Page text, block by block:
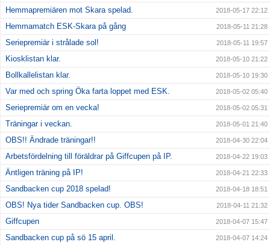
Hemmapremiären mot Skara spelad. 2018-05-17 22:12
Hemmamatch ESK-Skara på gång 2018-05-11 21:28
Seriepremiär i strålade sol! 2018-05-11 19:57
Kiosklistan klar. 2018-05-10 21:22
Bollkallelistan klar. 2018-05-10 19:30
Var med och spring Öka farta loppet med ESK. 2018-05-02 05:40
Seriepremiär om en vecka! 2018-05-02 05:31
Träningar i veckan. 2018-05-01 21:40
OBS!! Ändrade träningar!! 2018-04-30 22:04
Arbetsfördelning till föräldrar på Giffcupen på IP. 2018-04-22 19:03
Äntligen träning på IP! 2018-04-21 22:33
Sandbacken cup 2018 spelad! 2018-04-18 18:51
OBS! Nya tider Sandbacken cup. OBS! 2018-04-11 21:32
Giffcupen 2018-04-07 15:47
Sandbacken cup på sö 15 april. 2018-04-07 14:24